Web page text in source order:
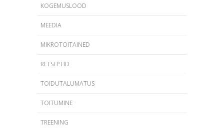
KOGEMUSLOOD
MEEDIA
MIKROTOITAINED
RETSEPTID
TOIDUTALUMATUS
TOITUMINE
TREENING